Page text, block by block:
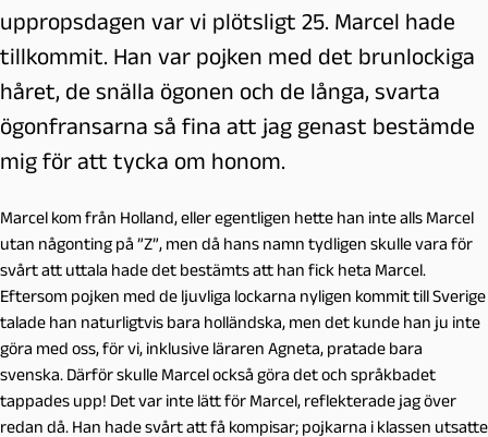
uppropsdagen var vi plötsligt 25. Marcel hade
tillkommit. Han var pojken med det brunlockiga
håret, de snälla ögonen och de långa, svarta
ögonfransarna så fina att jag genast bestämde
mig för att tycka om honom.
Marcel kom från Holland, eller egentligen hette han inte alls Marcel
utan någonting på ”Z”, men då hans namn tydligen skulle vara för
svårt att uttala hade det bestämts att han fick heta Marcel.
Eftersom pojken med de ljuvliga lockarna nyligen kommit till Sverige
talade han naturligtvis bara holländska, men det kunde han ju inte
göra med oss, för vi, inklusive läraren Agneta, pratade bara
svenska. Därför skulle Marcel också göra det och språkbadet
tappades upp! Det var inte lätt för Marcel, reflekterade jag över
redan då. Han hade svårt att få kompisar; pojkarna i klassen utsatte